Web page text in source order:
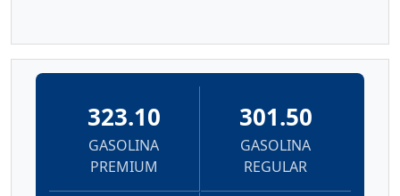
323.10
GASOLINA
PREMIUM
301.50
GASOLINA
REGULAR